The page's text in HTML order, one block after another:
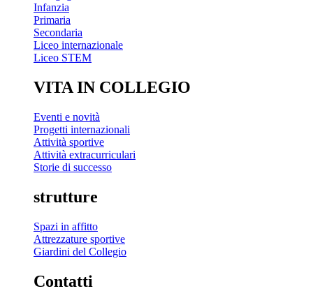
Infanzia
Primaria
Secondaria
Liceo internazionale
Liceo STEM
VITA IN COLLEGIO
Eventi e novità
Progetti internazionali
Attività sportive
Attività extracurriculari
Storie di successo
strutture
Spazi in affitto
Attrezzature sportive
Giardini del Collegio
Contatti